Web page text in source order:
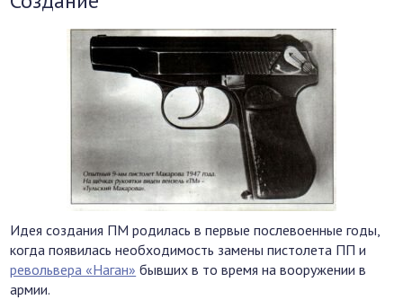
Идея создания ПМ родилась в первые послевоенные годы,
когда появилась необходимость замены пистолета ПП и
револьвера «Наган» бывших в то время на вооружении в
армии.